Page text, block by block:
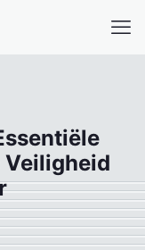
Veiligheid